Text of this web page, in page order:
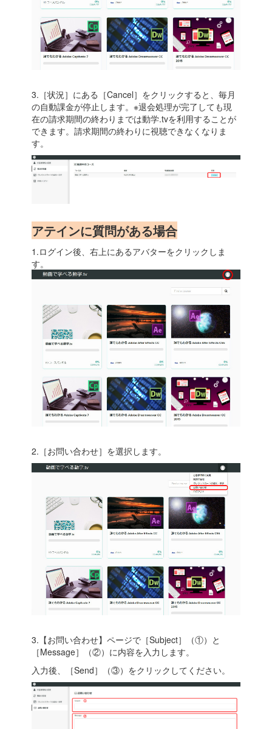
3.［状況］にある［Cancel］をクリックすると、毎月
の自動課金が停止します。※退会処理が完了しても現
在の請求期間の終わりまでは動学.tvを利用することが
できます。請求期間の終わりに視聴できなくなりま
す。
アテインに質問がある場合
1.ログイン後、右上にあるアバターをクリックしま
す。
2.［お問い合わせ］を選択します。
3.【お問い合わせ】ページで［Subject］（①）と
［Message］（②）に内容を入力します。
入力後、［Send］（③）をクリックしてください。